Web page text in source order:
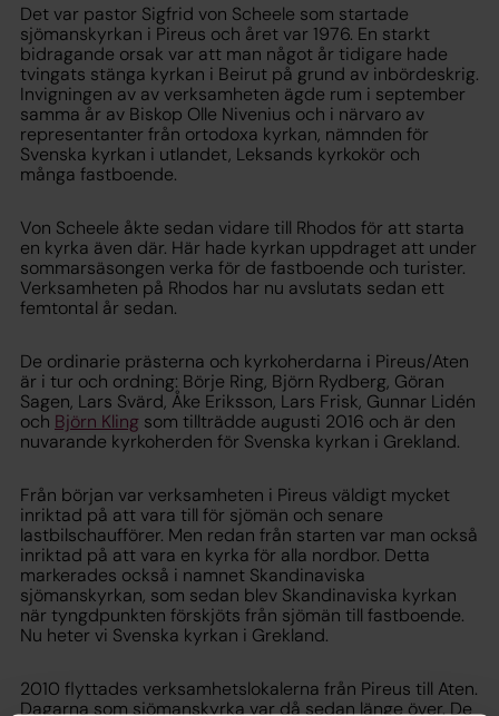
Det var pastor Sigfrid von Scheele som startade
sjömanskyrkan i Pireus och året var 1976. En starkt
bidragande orsak var att man något år tidigare hade
tvingats stänga kyrkan i Beirut på grund av inbördeskrig.
Invigningen av av verksamheten ägde rum i september
samma år av Biskop Olle Nivenius och i närvaro av
representanter från ortodoxa kyrkan, nämnden för
Svenska kyrkan i utlandet, Leksands kyrkokör och
många fastboende.
Von Scheele åkte sedan vidare till Rhodos för att starta
en kyrka även där. Här hade kyrkan uppdraget att under
sommarsäsongen verka för de fastboende och turister.
Verksamheten på Rhodos har nu avslutats sedan ett
femtontal år sedan.
De ordinarie prästerna och kyrkoherdarna i Pireus/Aten
är i tur och ordning: Börje Ring, Björn Rydberg, Göran
Sagen, Lars Svärd, Åke Eriksson, Lars Frisk, Gunnar Lidén
och Björn Kling som tillträdde augusti 2016 och är den
nuvarande kyrkoherden för Svenska kyrkan i Grekland.
Från början var verksamheten i Pireus väldigt mycket
inriktad på att vara till för sjömän och senare
lastbilschaufförer. Men redan från starten var man också
inriktad på att vara en kyrka för alla nordbor. Detta
markerades också i namnet Skandinaviska
sjömanskyrkan, som sedan blev Skandinaviska kyrkan
när tyngdpunkten förskjöts från sjömän till fastboende.
Nu heter vi Svenska kyrkan i Grekland.
2010 flyttades verksamhetslokalerna från Pireus till Aten.
Dagarna som sjömanskyrka var då sedan länge över. De